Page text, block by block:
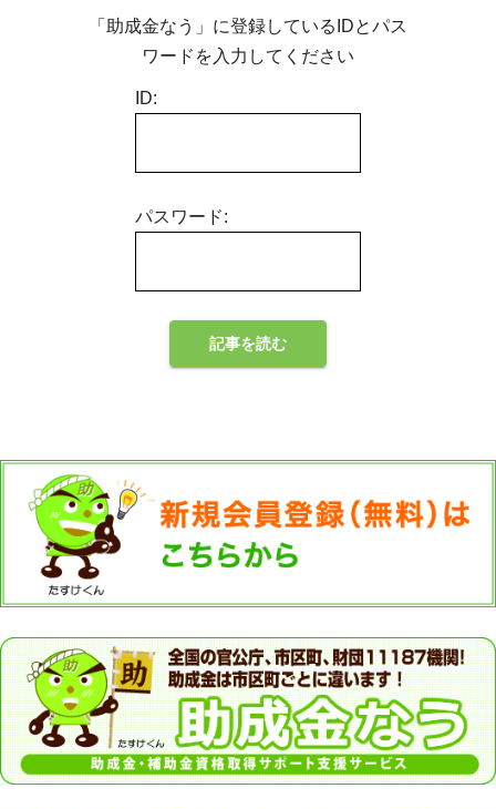
「助成金なう」に登録しているIDとパス
ワードを入力してください
ID:
パスワード: